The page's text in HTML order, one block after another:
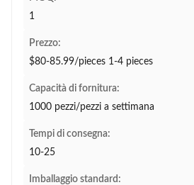
1
Prezzo:
$80-85.99/pieces 1-4 pieces
Capacità di fornitura:
1000 pezzi/pezzi a settimana
Tempi di consegna:
10-25
Imballaggio standard: